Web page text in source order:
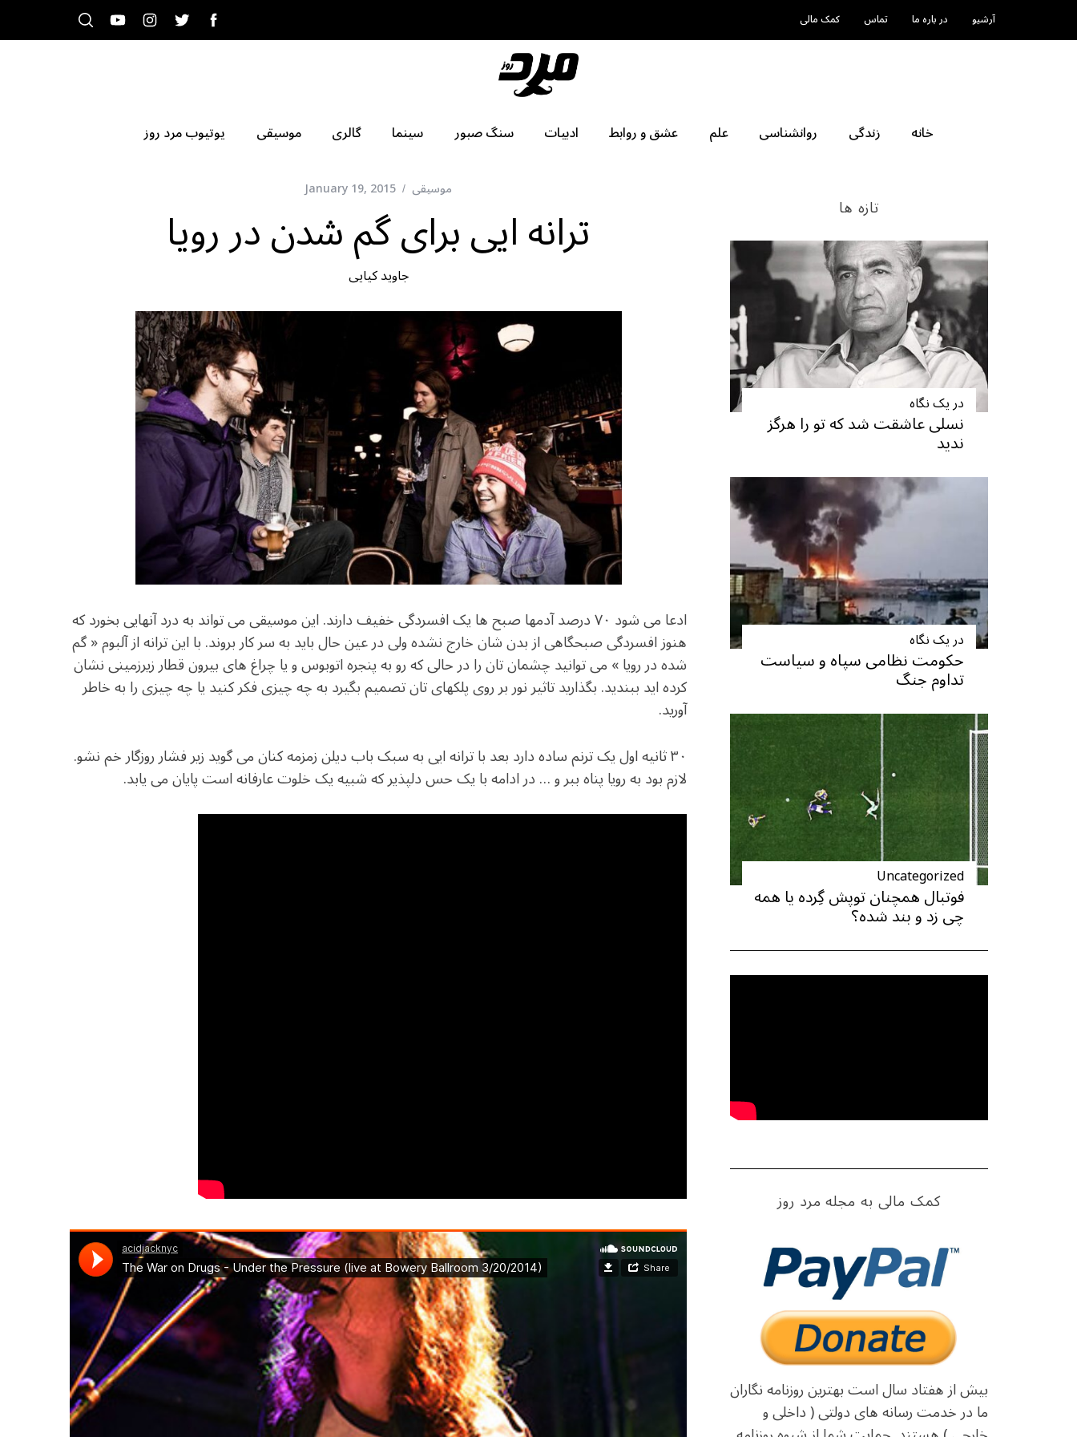
آرشیو در باره ما تماس کمک مالی
خانه زندگی روانشناسی علم عشق و روابط ادبیات سنگ صبور سینما گالری موسیقی یوتیوب مرد روز
موسیقی January 19, 2015
ترانه ایی برای گم شدن در رویا
جاويد كيايی
ادعا می شود ۷۰ درصد آدمها صبح ها یک افسردگی خفیف دارند. این موسیقی می تواند به درد آنهایی بخورد که
هنوز افسردگی صبحگاهی از بدن شان خارج نشده ولی در عین حال باید به سر کار بروند. با این ترانه از آلبوم « گم
شده در رویا » می توانید چشمان تان را در حالی که رو به پنجره اتوبوس و یا چراغ های بیرون قطار زیرزمینی نشان
کرده اید ببندید. بگذارید تاثیر نور بر روی پلکهای تان تصمیم بگیرد به چه چیزی فکر کنید یا چه چیزی را به خاطر
آورید.
۳۰ ثانیه اول یک ترنم ساده دارد بعد با ترانه ایی به سبک باب دیلن زمزمه کنان می گوید زیر فشار روزگار خم نشو.
لازم بود به رویا پناه ببر و … در ادامه با یک حس دلپذیر که شبیه یک خلوت عارفانه است پایان می یابد.
تازه ها
در یک نگاه
نسلی عاشقت شد که تو را هرگز
ندید
در یک نگاه
حکومت نظامی سپاه و سیاست
تداوم جنگ
Uncategorized
فوتبال همچنان توپش گِرده یا همه
چی زد و بند شده؟
کمک مالی به مجله مرد روز
بیش از هفتاد سال است بهترین روزنامه نگاران
ما در خدمت رسانه های دولتی ( داخلی و